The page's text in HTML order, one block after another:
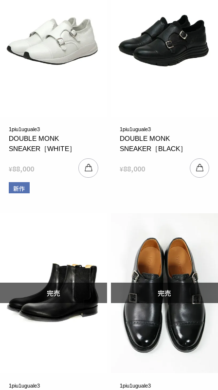
1piu1uguale3
DOUBLE MONK
SNEAKER［WHITE］
¥88,000
新作
1piu1uguale3
DOUBLE MONK
SNEAKER［BLACK］
¥88,000
1piu1uguale3 1piu1uguale3